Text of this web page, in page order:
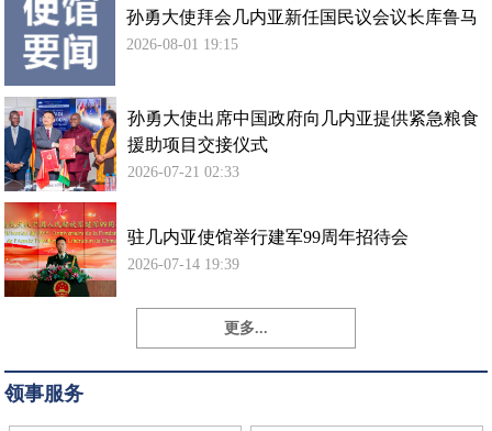
项
目
交
接
仪
式
孙勇大使拜会几内亚新任国民议会议长库鲁马
2026-08-01 19:15
孙勇大使出席中国政府向几内亚提供紧急粮食
援助项目交接仪式
2026-07-21 02:33
驻几内亚使馆举行建军99周年招待会
2026-07-14 19:39
更多...
领事服务